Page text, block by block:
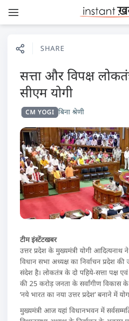
SHARE
सत्ता और विपक्ष
सीएम योगी
CM YOGI बिना श्रेणी
टीम इंस्टेंटखबर
उत्तर प्रदेश के मुख्यमंत्री योगी आदित्यनाथ
विधान सभा अध्यक्ष का निर्वाचन प्रदेश
संदेश है। लोकतंत्र के दो पहिये-सत्ता पक्ष
की 25 करोड़ जनता के सर्वांगीण विकास के
‘नये भारत का नया उत्तर प्रदेश’ बनाने में
मुख्यमंत्री आज यहां विधानभवन में